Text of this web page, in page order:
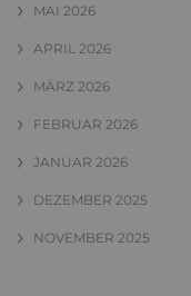
MAI 2026
APRIL 2026
MÄRZ 2026
FEBRUAR 2026
JANUAR 2026
DEZEMBER 2025
NOVEMBER 2025